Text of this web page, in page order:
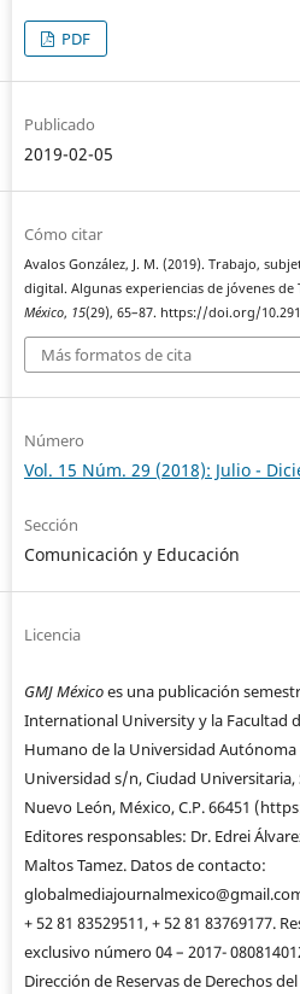
PDF
Publicado
2019-02-05
Cómo citar
Avalos González, J. M. (2019). Trabajo,
digital. Algunas experiencias de jóvenes de
México, 15(29), 65–87. https://doi.org/
Más formatos de cita
Número
Vol. 15 Núm. 29 (2018): Julio -
Sección
Comunicación y Educación
Licencia
GMJ Méxicoes una publicación
International University y la Facultad
Humano de la Universidad
Universidad s/n, Ciudad Universitaria,
Nuevo León, México, C.P. 66451
Editores responsables: Dr. Edrei
Maltos Tamez. Datos de contacto:
+ 52 81 83529511, + 52 81 83769177.
exclusivo número 04 – 2017-
Dirección de Reservas de Derechos